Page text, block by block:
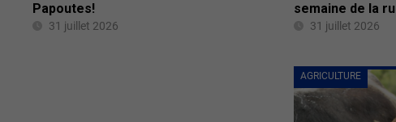
Papoutes!
31 juillet 2026
semaine de la
31 juillet 2026
AGRICULTURE